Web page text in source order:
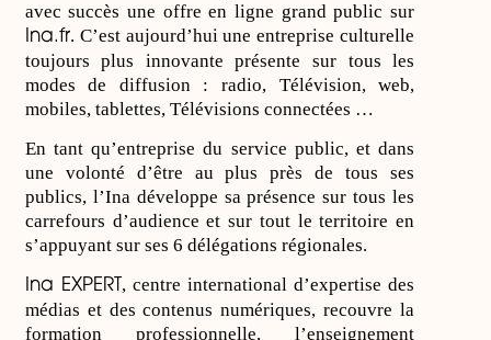
avec succès une offre en ligne grand public sur
Ina.fr. C’est aujourd’hui une entreprise culturelle
toujours plus innovante présente sur tous les
modes de diffusion : radio, Télévision, web,
mobiles, tablettes, Télévisions connectées …
En tant qu’entreprise du service public, et dans
une volonté d’être au plus près de tous ses
publics, l’Ina développe sa présence sur tous les
carrefours d’audience et sur tout le territoire en
s’appuyant sur ses 6 délégations régionales.
Ina EXPERT , centre international d’expertise des
médias et des contenus numériques, recouvre la
formation professionnelle, l’enseignement